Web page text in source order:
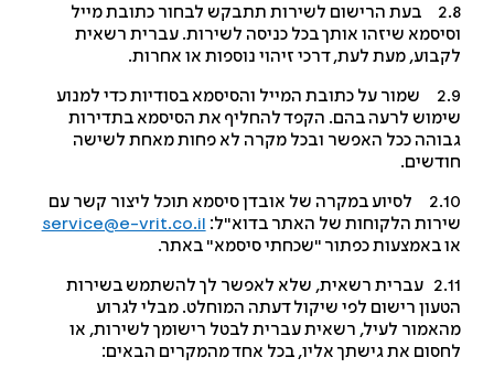
2.8 בעת הרישום לשירות תתבקש לבחור כתובת מייל
שיזהו אותך בכל כניסה לשירות. עברית רשאית
מעת לעת, דרכי זיהוי נוספות או אחרות.
2.9 שמור על כתובת המייל והסיסמא בסודיות כדי למנוע
לרעה בהם. הקפד להחליף את הסיסמא בתדירות
ככל האפשר ובכל מקרה לא פחות מאחת לשישה
2.10 לסיוע במקרה של אובדן סיסמא תוכל ליצור קשר עם
הלקוחות של האתר בדוא"ל:service@e-vrit.co.il
באמצעות כפתור "שכחתי סיסמא" באתר.
2.11 עברית רשאית, שלא לאפשר לך להשתמש בשירות
רישום לפי שיקול דעתה המוחלט. מבלי לגרוע
לעיל, רשאית עברית לבטל רישומך לשירות, או
את גישתך אליו, בכל אחד מהמקרים הבאים: